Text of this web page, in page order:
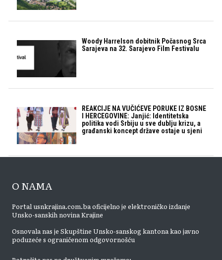
Woody Harrelson dobitnik Počasnog Srca
Sarajeva na 32. Sarajevo Film Festivalu
REAKCIJE NA VUČIĆEVE PORUKE IZ BOSNE
I HERCEGOVINE: Janjić: Identitetska
politika vodi Srbiju u sve dublju krizu, a
građanski koncept države ostaje u sjeni
O NAMA
Portal usnkrajina.com.ba oficijelno je elektroničko izdanje
Unsko-sanskih novina Krajine
Osnovala nas je Skupštine Unsko-sanskog kantona kao javno
poduzeće s ograničenom odgovornošću